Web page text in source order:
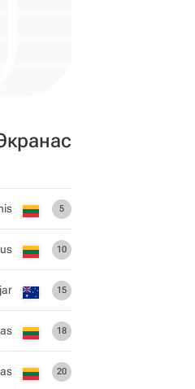
5
10
15
18
20